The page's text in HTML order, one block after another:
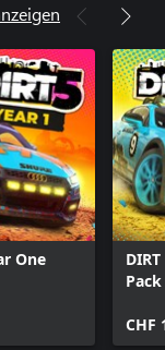
One
Pack
CHF